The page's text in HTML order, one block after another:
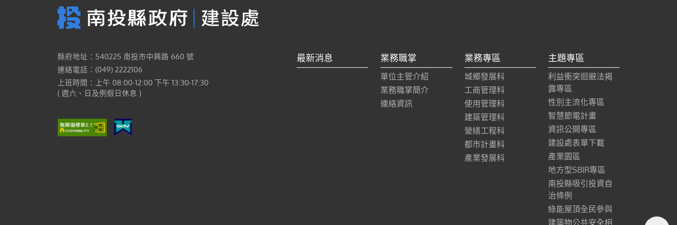
縣府地址：540225 南投市中興路 660 號
連絡電話：(049) 2222106
上班時間：上午 08:00-12:00 下午 13:30-17:30
( 週六、日及例假日休息 )
最新消息 業務職掌
單位主管介紹
業務職掌簡介
連絡資訊
業務專區
城鄉發展科
工商管理科
使用管理科
建築管理科
營繕工程科
都市計畫科
產業發展科
主題專區
利益衝突迴避法揭
露專區
性別主流化專區
智慧節電計畫
資訊公開專區
建設處表單下載
產業園區
地方型SBIR專區
南投縣吸引投資自
治條例
綠能屋頂全民參與
建築物公共安全相